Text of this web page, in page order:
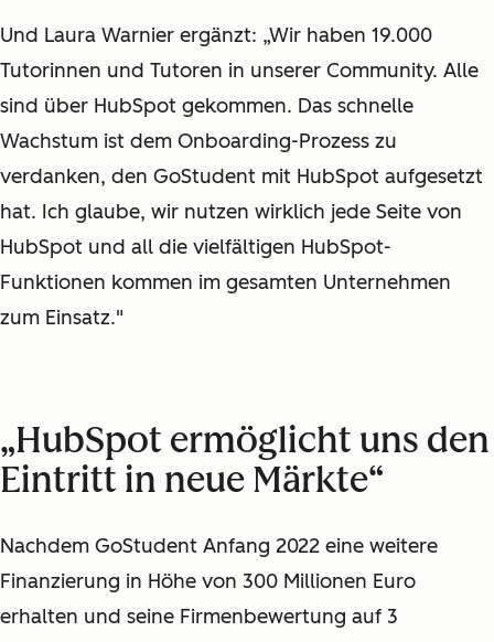
Und Laura Warnier ergänzt: „Wir haben 19.000
Tutorinnen und Tutoren in unserer Community. Alle
sind über HubSpot gekommen. Das schnelle
Wachstum ist dem Onboarding-Prozess zu
verdanken, den GoStudent mit HubSpot aufgesetzt
hat. Ich glaube, wir nutzen wirklich jede Seite von
HubSpot und all die vielfältigen HubSpot-
Funktionen kommen im gesamten Unternehmen
zum Einsatz."
„HubSpot ermöglicht uns den
Eintritt in neue Märkte“
Nachdem GoStudent Anfang 2022 eine weitere
Finanzierung in Höhe von 300 Millionen Euro
erhalten und seine Firmenbewertung auf 3